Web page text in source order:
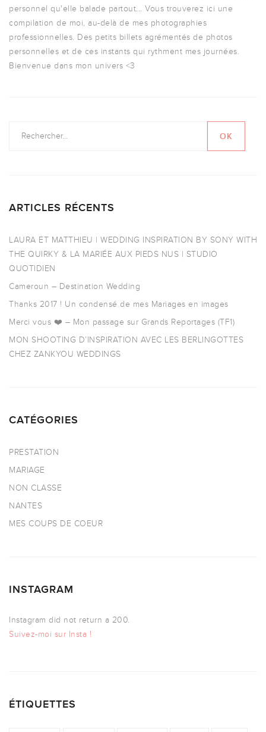
personnel qu'elle balade partout... Vous trouverez ici une
compilation de moi, au-delà de mes photographies
professionnelles. Des petits billets agrémentés de photos
personnelles et de ces instants qui rythment mes journées.
Bienvenue dans mon univers <3
ARTICLES RÉCENTS
LAURA ET MATTHIEU | WEDDING INSPIRATION BY SONY WITH
THE QUIRKY & LA MARIÉE AUX PIEDS NUS | STUDIO
QUOTIDIEN
Cameroun – Destination Wedding
Thanks 2017 ! Un condensé de mes Mariages en images
Merci vous ❤️ – Mon passage sur Grands Reportages (TF1)
MON SHOOTING D’INSPIRATION AVEC LES BERLINGOTTES
CHEZ ZANKYOU WEDDINGS
CATÉGORIES
PRESTATION
MARIAGE
NON CLASSE
NANTES
MES COUPS DE COEUR
INSTAGRAM
Instagram did not return a 200.
Suivez-moi sur Insta !
ÉTIQUETTES